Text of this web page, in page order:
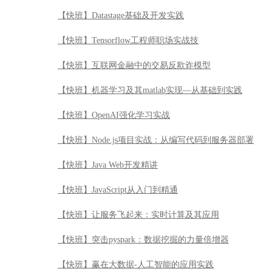
【快班】股票投资基础之技术分析
【快班】股票投资基础之基本面分析
【快班】Python机器学习
【快班】python3接口自动化测试开发实战
【快班】【免费公开课】《Hadoop入门手册》——CDH
【快班】Datastage基础及开发实践
【快班】Tensorflow工程师职场实战技
【快班】互联网金融中的交易反欺诈模型
【快班】机器学习及其matlab实现—从基础到实践
【快班】OpenAI强化学习实战
【快班】Node.js项目实战：从编写代码到服务器部署